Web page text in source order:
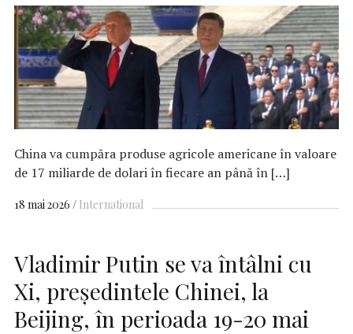
China va cumpăra produse agricole americane în valoare
de 17 miliarde de dolari în fiecare an până în […]
18 mai 2026 International
Vladimir Putin se va întâlni cu
Xi, președintele Chinei, la
Beijing, în perioada 19-20 mai